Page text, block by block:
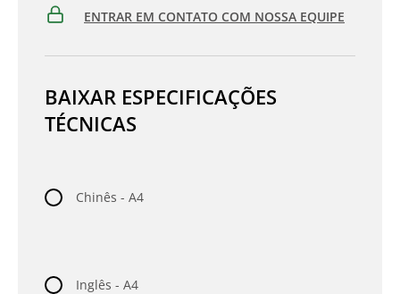
ENTRAR EM CONTATO COM NOSSA EQUIPE
BAIXAR ESPECIFICAÇÕES
TÉCNICAS
Chinês - A4
Inglês - A4